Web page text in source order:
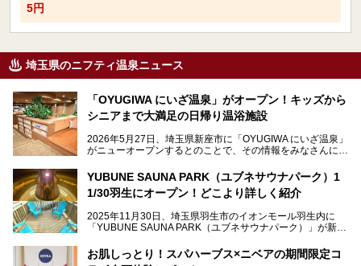
5円
埼玉県のニフティ温泉ニュース
「OYUGIWA にいざ温泉」がオープン！キッズから
シニアまで大満足の日帰り温浴施設
2026年5月27日、埼玉県新座市に「OYUGIWA にいざ温泉」
がニューオープンするとのことで、その情報をみなさんにい
メインとなる黒湯の天然温泉や本格的なサウナをはじめ、4
種類のリラックスルームやお食事処、他施設とは一線を画す
てきました！
YUBUNE SAUNA PARK（ユブネサウナパーク）1
1/30羽生にオープン！どこより詳しく紹介
2025年11月30日、埼玉県羽生市のイオンモール羽生内に
「YUBUNE SAUNA PARK（ユブネサウナパーク）」が新規
今年の4月1日から楽久屋グループの一員となった「湯舞音
お肌しっとり！スパハーブス×ニベアの期間限定コ